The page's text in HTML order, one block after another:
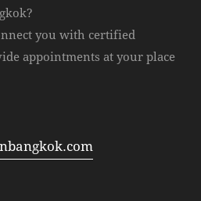
you with certified
appointments at your place